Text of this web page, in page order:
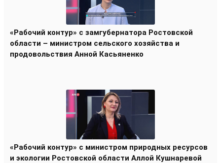
«Рабочий контур» с замгубернатора Ростовской
области – министром сельского хозяйства и
продовольствия Анной Касьяненко
«Рабочий контур» с министром природных ресурсов
и экологии Ростовской области Аллой Кушнаревой